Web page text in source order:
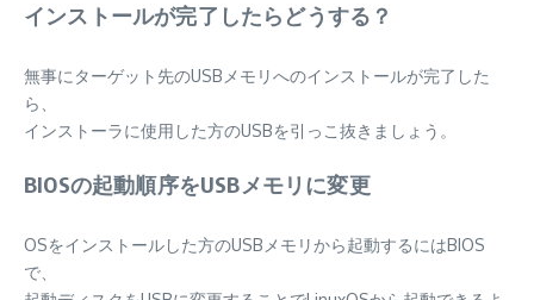
インストールが完了したらどうする？
無事にターゲット先のUSBメモリへのインストールが完了した
ら、
インストーラに使用した方のUSBを引っこ抜きましょう。
BIOSの起動順序をUSBメモリに変更
OSをインストールした方のUSBメモリから起動するにはBIOS
で、